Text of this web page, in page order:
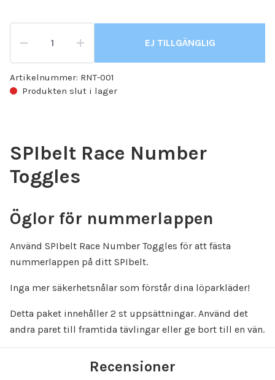
EJ TILLGÄNGLIG
Artikelnummer: RNT-001
Produkten slut i lager
SPIbelt Race Number
Toggles
Öglor för nummerlappen
Använd SPIbelt Race Number Toggles för att fästa
nummerlappen på ditt SPIbelt.
Inga mer säkerhetsnålar som förstår dina löparkläder!
Detta paket innehåller 2 st uppsättningar. Använd det
andra paret till framtida tävlingar eller ge bort till en vän.
Recensioner